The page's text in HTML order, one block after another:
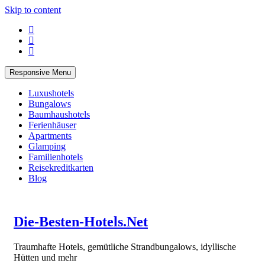
Skip to content
Responsive Menu
Luxushotels
Bungalows
Baumhaushotels
Ferienhäuser
Apartments
Glamping
Familienhotels
Reisekreditkarten
Blog
Die-Besten-Hotels.Net
Traumhafte Hotels, gemütliche Strandbungalows, idyllische
Hütten und mehr